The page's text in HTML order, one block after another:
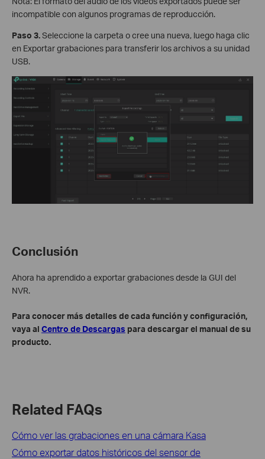
incompatible con algunos programas de reproducción.
Paso 3.Seleccione la carpeta o cree una nueva, luego haga clic
en Exportar grabaciones para transferir los archivos a su unidad
USB.
Conclusión
Ahora ha aprendido a exportar grabaciones desde la GUI del
NVR.
Para conocer más detalles de cada función y configuración,
vaya al Centro de Descargas para descargar el manual de su
producto.
Related FAQs
Cómo ver las grabaciones en una cámara Kasa
Cómo exportar datos históricos del sensor de